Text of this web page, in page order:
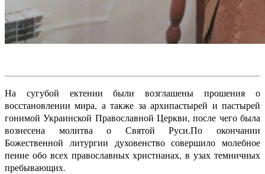
На сугубой ектении были возглашены прошения о
восстановлении мира, а также за архипастырей и пастырей
гонимой Украинской Православной Церкви, после чего была
вознесена молитва о Святой Руси.По окончании
Божественной литургии духовенство совершило молебное
пение обо всех православных христианах, в узах темничных
пребывающих.